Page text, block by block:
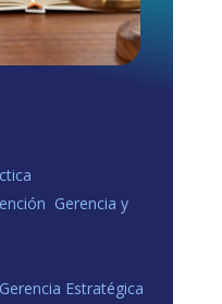
Gerencia y
Estratégica